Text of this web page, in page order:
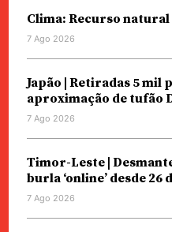
Clima: Recurso
7 Ago 2026
Japão | Retiradas 5 mil
aproximação de tufão
7 Ago 2026
Timor-Leste |
burla ‘online’ desde 26
7 Ago 2026